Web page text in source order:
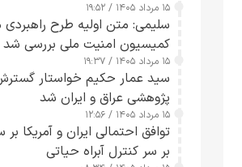
۱۵ مرداد ۱۴۰۵ / ۱۹:۵۲
سلیمی: متن اولیه طرح راهبردی
کمیسیون امنیت ملی بررسی شد
۱۵ مرداد ۱۴۰۵ / ۱۹:۳۷
سید عمار حکیم خواستار
پژوهشی عراق و ایران شد
۱۵ مرداد ۱۴۰۵ / ۱۲:۵۶
توافق احتمالی ایران و آمریکا
بر سر کنترل آبراه حیاتی